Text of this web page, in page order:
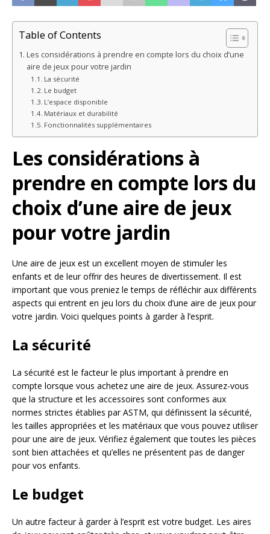
Table of Contents
Les considérations à prendre en compte lors du choix d’une
aire de jeux pour votre jardin
La sécurité
Le budget
L’espace disponible
Matériaux et durabilité
Fonctionnalités supplémentaires
Les considérations à
prendre en compte lors du
choix d’une aire de jeux
pour votre jardin
Une aire de jeux est un excellent moyen de stimuler les
enfants et de leur offrir des heures de divertissement. Il est
important que vous preniez le temps de réfléchir aux différents
aspects qui entrent en jeu lors du choix d’une aire de jeux pour
votre jardin. Voici quelques points à garder à l’esprit.
La sécurité
La sécurité est le facteur le plus important à prendre en
compte lorsque vous achetez une aire de jeux. Assurez-vous
que la structure et les accessoires sont conformes aux
normes strictes établies par ASTM, qui définissent la sécurité,
les tailles appropriées et les matériaux que vous pouvez utiliser
pour une aire de jeux. Vérifiez également que toutes les pièces
sont bien attachées et qu’elles ne présentent pas de danger
pour vos enfants.
Le budget
Un autre facteur à garder à l’esprit est votre budget. Les aires